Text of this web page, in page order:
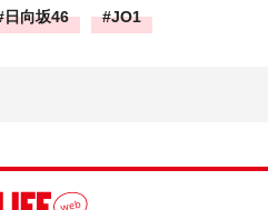
日向坂46 JO1